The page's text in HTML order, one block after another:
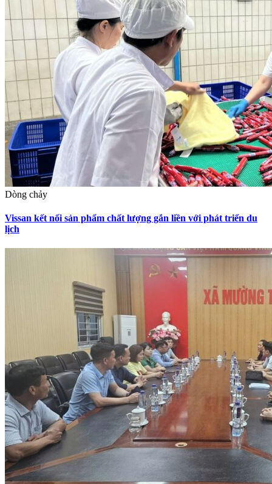
Dòng chảy
Vissan kết nối sản phẩm chất lượng gắn liền với phát triển du
lịch